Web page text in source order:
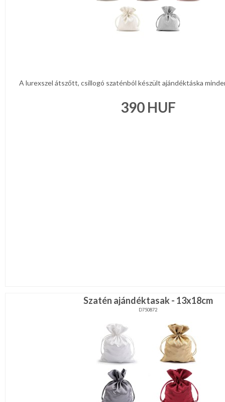
A lurexszel átszőtt, csillogó szaténból készült ajándéktáska
390HUF
Szatén ajándéktasak - 13x18cm
D750872